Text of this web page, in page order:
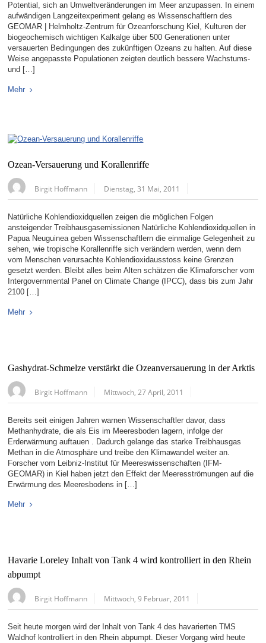
Potential, sich an Umweltveränderungen im Meer anzupassen. In einem
aufwändigen Langzeitexperiment gelang es Wissenschaftlern des
GEOMAR | Helmholtz-Zentrum für Ozeanforschung Kiel, Kulturen der
biogeochemisch wichtigen Kalkalge über 500 Generationen unter
versauerten Bedingungen des zukünftigen Ozeans zu halten. Auf diese
Weise angepasste Populationen zeigten deutlich bessere Wachstums-
und […]
Mehr
Ozean-Versauerung und Korallenriffe
Birgit Hoffmann Dienstag, 31 Mai, 2011
Natürliche Kohlendioxidquellen zeigen die möglichen Folgen
ansteigender Treibhausgasemissionen Natürliche Kohlendioxidquellen in
Papua Neuguinea geben Wissenschaftlern die einmalige Gelegenheit zu
sehen, wie tropische Korallenriffe sich verändern werden, wenn dem
vom Menschen verursachte Kohlendioxidausstoss keine Grenzen
gesetzt werden. Bleibt alles beim Alten schätzen die Klimaforscher vom
Intergovernmental Panel on Climate Change (IPCC), dass bis zum Jahr
2100 […]
Mehr
Gashydrat-Schmelze verstärkt die Ozeanversauerung in der Arktis
Birgit Hoffmann Mittwoch, 27 April, 2011
Bereits seit einigen Jahren warnen Wissenschaftler davor, dass
Methanhydrate, die als Eis im Meeresboden lagern, infolge der
Erderwärmung auftauen . Dadurch gelange das starke Treibhausgas
Methan in die Atmosphäre und treibe den Klimawandel weiter an.
Forscher vom Leibniz-Institut für Meereswissenschaften (IFM-
GEOMAR) in Kiel haben jetzt den Effekt der Meeresströmungen auf die
Erwärmung des Meeresbodens in […]
Mehr
Havarie Loreley Inhalt von Tank 4 wird kontrolliert in den Rhein
abpumpt
Birgit Hoffmann Mittwoch, 9 Februar, 2011
Seit heute morgen wird der Inhalt von Tank 4 des havarierten TMS
Waldhof kontrolliert in den Rhein abpumpt. Dieser Vorgang wird heute